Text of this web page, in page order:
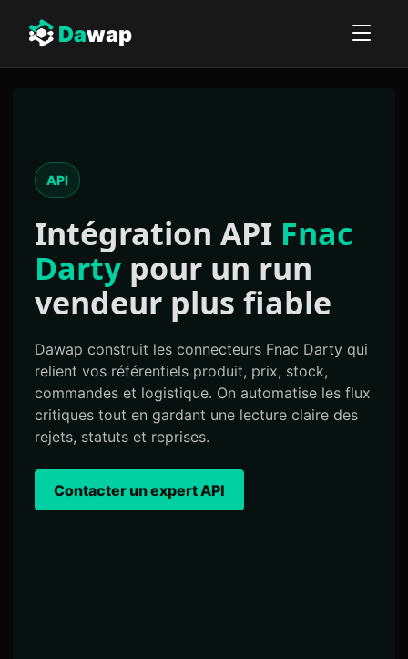
Dawap
API
Intégration API Fnac
Dartypour un run
vendeur plus fiable
Dawap construit les connecteurs Fnac Darty qui
relient vos référentiels produit, prix, stock,
commandes et logistique. On automatise les flux
critiques tout en gardant une lecture claire des
rejets, statuts et reprises.
Contacter un expert API